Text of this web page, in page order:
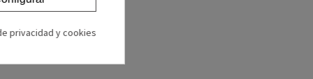
privacidad y cookies